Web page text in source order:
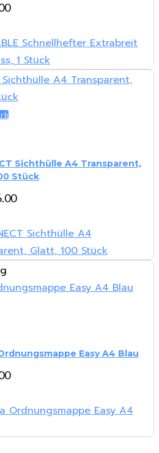
Sichthülle A4 Transparent,
Stück
Easy A4 Blau